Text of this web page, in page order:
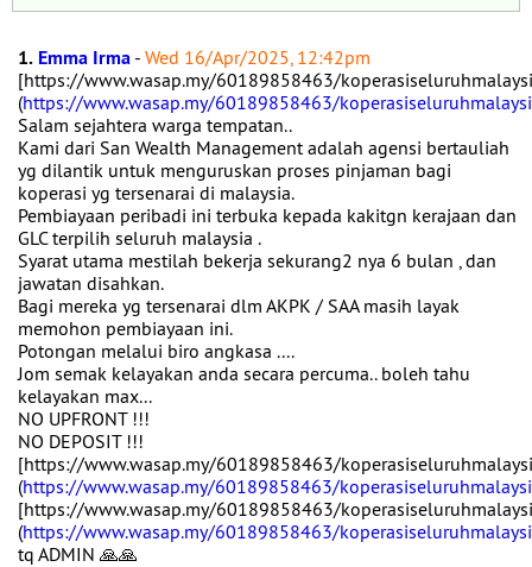
1. Emma Irma - Wed 16/Apr/2025, 12:42pm
[https://www.wasap.my/60189858463/
(https://www.wasap.my/60189858463/
Salam sejahtera warga tempatan..
Kami dari San Wealth Management adalah agensi bertauliah
yg dilantik untuk menguruskan proses pinjaman bagi
koperasi yg tersenarai di malaysia.
Pembiayaan peribadi ini terbuka kepada kakitgn kerajaan dan
GLC terpilih seluruh malaysia .
Syarat utama mestilah bekerja sekurang2 nya 6 bulan , dan
jawatan disahkan.
Bagi mereka yg tersenarai dlm AKPK / SAA masih layak
memohon pembiayaan ini.
Potongan melalui biro angkasa ....
Jom semak kelayakan anda secara percuma.. boleh tahu
kelayakan max...
NO UPFRONT !!!
NO DEPOSIT !!!
[https://www.wasap.my/60189858463/
(https://www.wasap.my/60189858463/
[https://www.wasap.my/60189858463/
(https://www.wasap.my/60189858463/
tq ADMIN 🙏🙏